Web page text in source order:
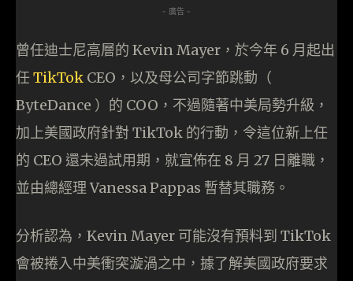
- 廣告 -
曾任迪士尼高層的 Kevin Mayer，於今年 6 月起出
任TikTok CEO，以及母公司字節跳動（
ByteDance ）的 COO，不過隨著中美局勢升級，
加上美國政府針對 TikTok 的行動，令這位新上任
的 CEO 還未過試用期，就宣佈在 8 月 27 日離職，
並由總經理 Vanessa Pappas 暫替其職務。
分析認為，Kevin Mayer 可能沒有預料到 TikTok
會被捲入中美衝突漩渦之中，據了解美國政府要求